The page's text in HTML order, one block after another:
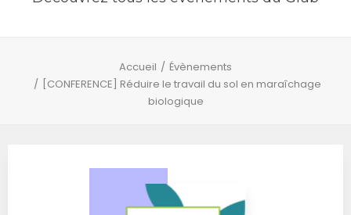
Accueil
Évènements
[CONFERENCE] Réduire le travail du sol en maraîchage
biologique